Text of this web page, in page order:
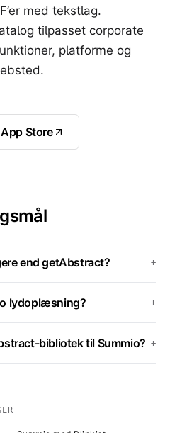
med tekstlag.
tilpasset corporate
platforme og
App Store
end getAbstract? +
lydoplæsning? +
bibliotek til Summio? +